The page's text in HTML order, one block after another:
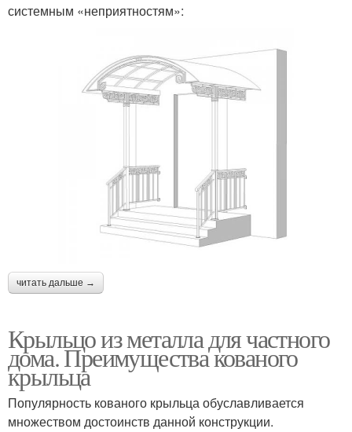
системным «неприятностям»:
читать дальше →
Крыльцо из металла для частного
дома. Преимущества кованого
крыльца
Популярность кованого крыльца обуславливается
множеством достоинств данной конструкции.